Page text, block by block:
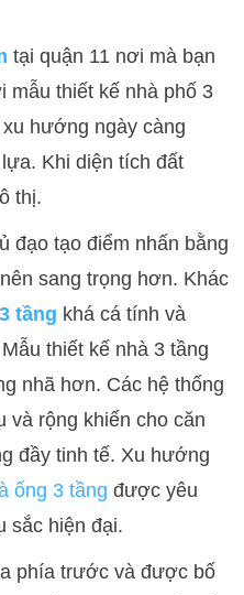
tại quận 11 nơi mà bạn
mẫu thiết kế nhà phố 3
hướng ngày càng
Khi diện tích đất
thị.
đạo tạo điểm nhấn bằng
sang trọng hơn. Khác
tầng khá cá tính và
thiết kế nhà 3 tầng
nhã hơn. Các hệ thống
và rộng khiến cho căn
đầy tinh tế. Xu hướng
ống 3 tầng được yêu
sắc hiện đại.
phía trước và được bố